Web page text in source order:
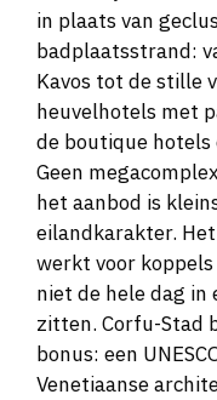
in plaats van
badplaatsstrand:
Kavos tot de stille
heuvelhotels met
de boutique hotels
Geen
het aanbod is
eilandkarakter.
werkt voor
niet de hele dag
zitten. Corfu-Stad
bonus: een
Venetiaanse